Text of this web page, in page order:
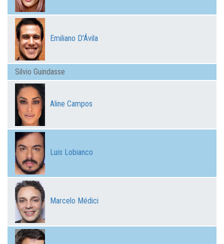
Emiliano D'Ávila
Silvio Guindasse
Aline Campos
Luis Lobianco
Marcelo Médici